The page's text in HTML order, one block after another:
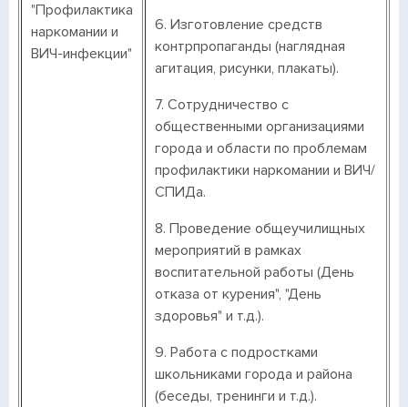
"Профилактика
наркомании и
ВИЧ-инфекции"
6. Изготовление средств
контрпропаганды (наглядная
агитация, рисунки, плакаты).
7. Сотрудничество с
общественными организациями
города и области по проблемам
профилактики наркомании и ВИЧ/
СПИДа.
8. Проведение общеучилищных
мероприятий в рамках
воспитательной работы (День
отказа от курения", "День
здоровья" и т.д.).
9. Работа с подростками
школьниками города и района
(беседы, тренинги и т.д.).